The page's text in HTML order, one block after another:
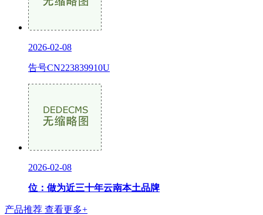
2026-02-08
告号CN223839910U
2026-02-08
位：做为近三十年云南本土品牌
产品推荐 查看更多+